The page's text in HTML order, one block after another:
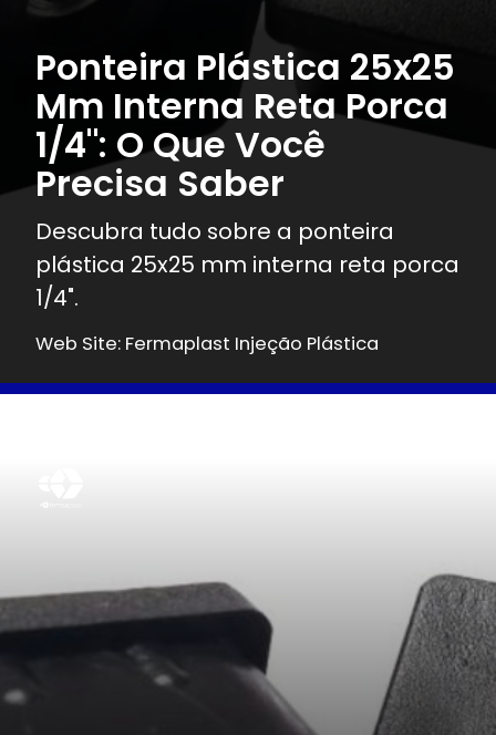
Ponteira Plástica 25x25
Mm Interna Reta Porca
1/4": O Que Você
Precisa Saber
Descubra tudo sobre a ponteira
plástica 25x25 mm interna reta porca
1/4".
Web Site: Fermaplast Injeção Plástica